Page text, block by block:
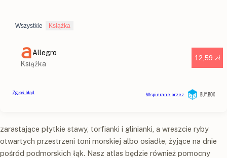
zarastające płytkie stawy, torfianki i glinianki, a wreszcie ryby
otwartych przestrzeni toni morskiej albo osiadłe, żyjące na dnie
pośród podmorskich łąk. Nasz atlas będzie również pomocny